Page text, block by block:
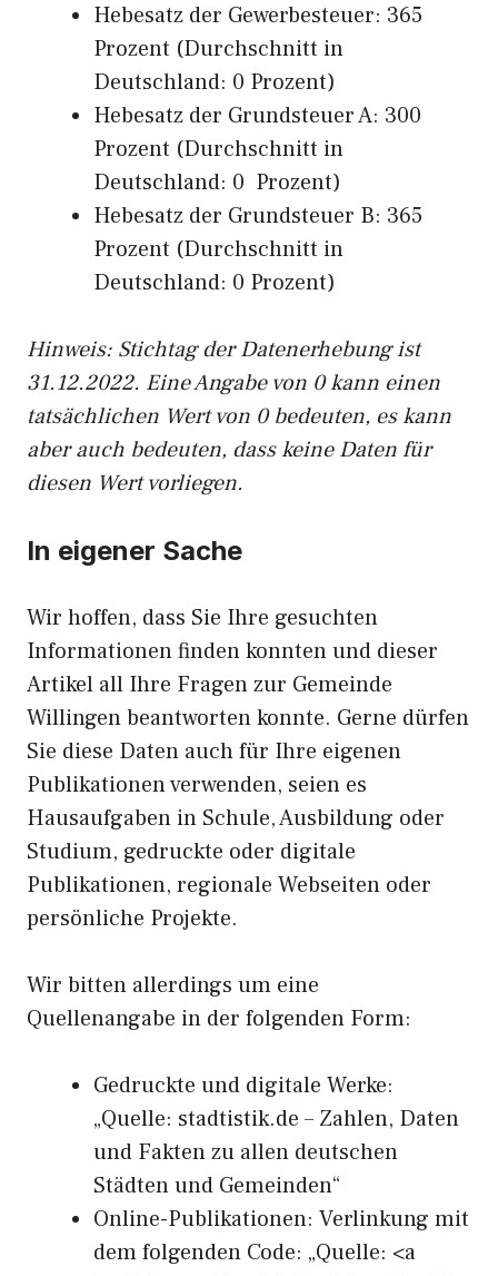
Hebesatz der Gewerbesteuer: 365
Prozent (Durchschnitt in
Deutschland: 0 Prozent)
Hebesatz der Grundsteuer A: 300
Prozent (Durchschnitt in
Deutschland: 0 Prozent)
Hebesatz der Grundsteuer B: 365
Prozent (Durchschnitt in
Deutschland: 0 Prozent)
Hinweis: Stichtag der Datenerhebung ist
31.12.2022. Eine Angabe von 0 kann einen
tatsächlichen Wert von 0 bedeuten, es kann
aber auch bedeuten, dass keine Daten für
diesen Wert vorliegen.
In eigener Sache
Wir hoffen, dass Sie Ihre gesuchten
Informationen finden konnten und dieser
Artikel all Ihre Fragen zur Gemeinde
Willingen beantworten konnte. Gerne dürfen
Sie diese Daten auch für Ihre eigenen
Publikationen verwenden, seien es
Hausaufgaben in Schule, Ausbildung oder
Studium, gedruckte oder digitale
Publikationen, regionale Webseiten oder
persönliche Projekte.
Wir bitten allerdings um eine
Quellenangabe in der folgenden Form:
Gedruckte und digitale Werke:
„Quelle: stadtistik.de – Zahlen, Daten
und Fakten zu allen deutschen
Städten und Gemeinden“
Online-Publikationen: Verlinkung mit
dem folgenden Code: „Quelle: <a